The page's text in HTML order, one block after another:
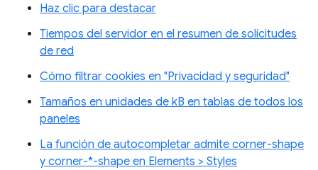
Haz clic para destacar
Tiempos del servidor en el resumen de solicitudes
de red
Cómo filtrar cookies en "Privacidad y seguridad"
Tamaños en unidades de kB en tablas de todos los
paneles
La función de autocompletar admite corner-shape
y corner-*-shape en Elements > Styles